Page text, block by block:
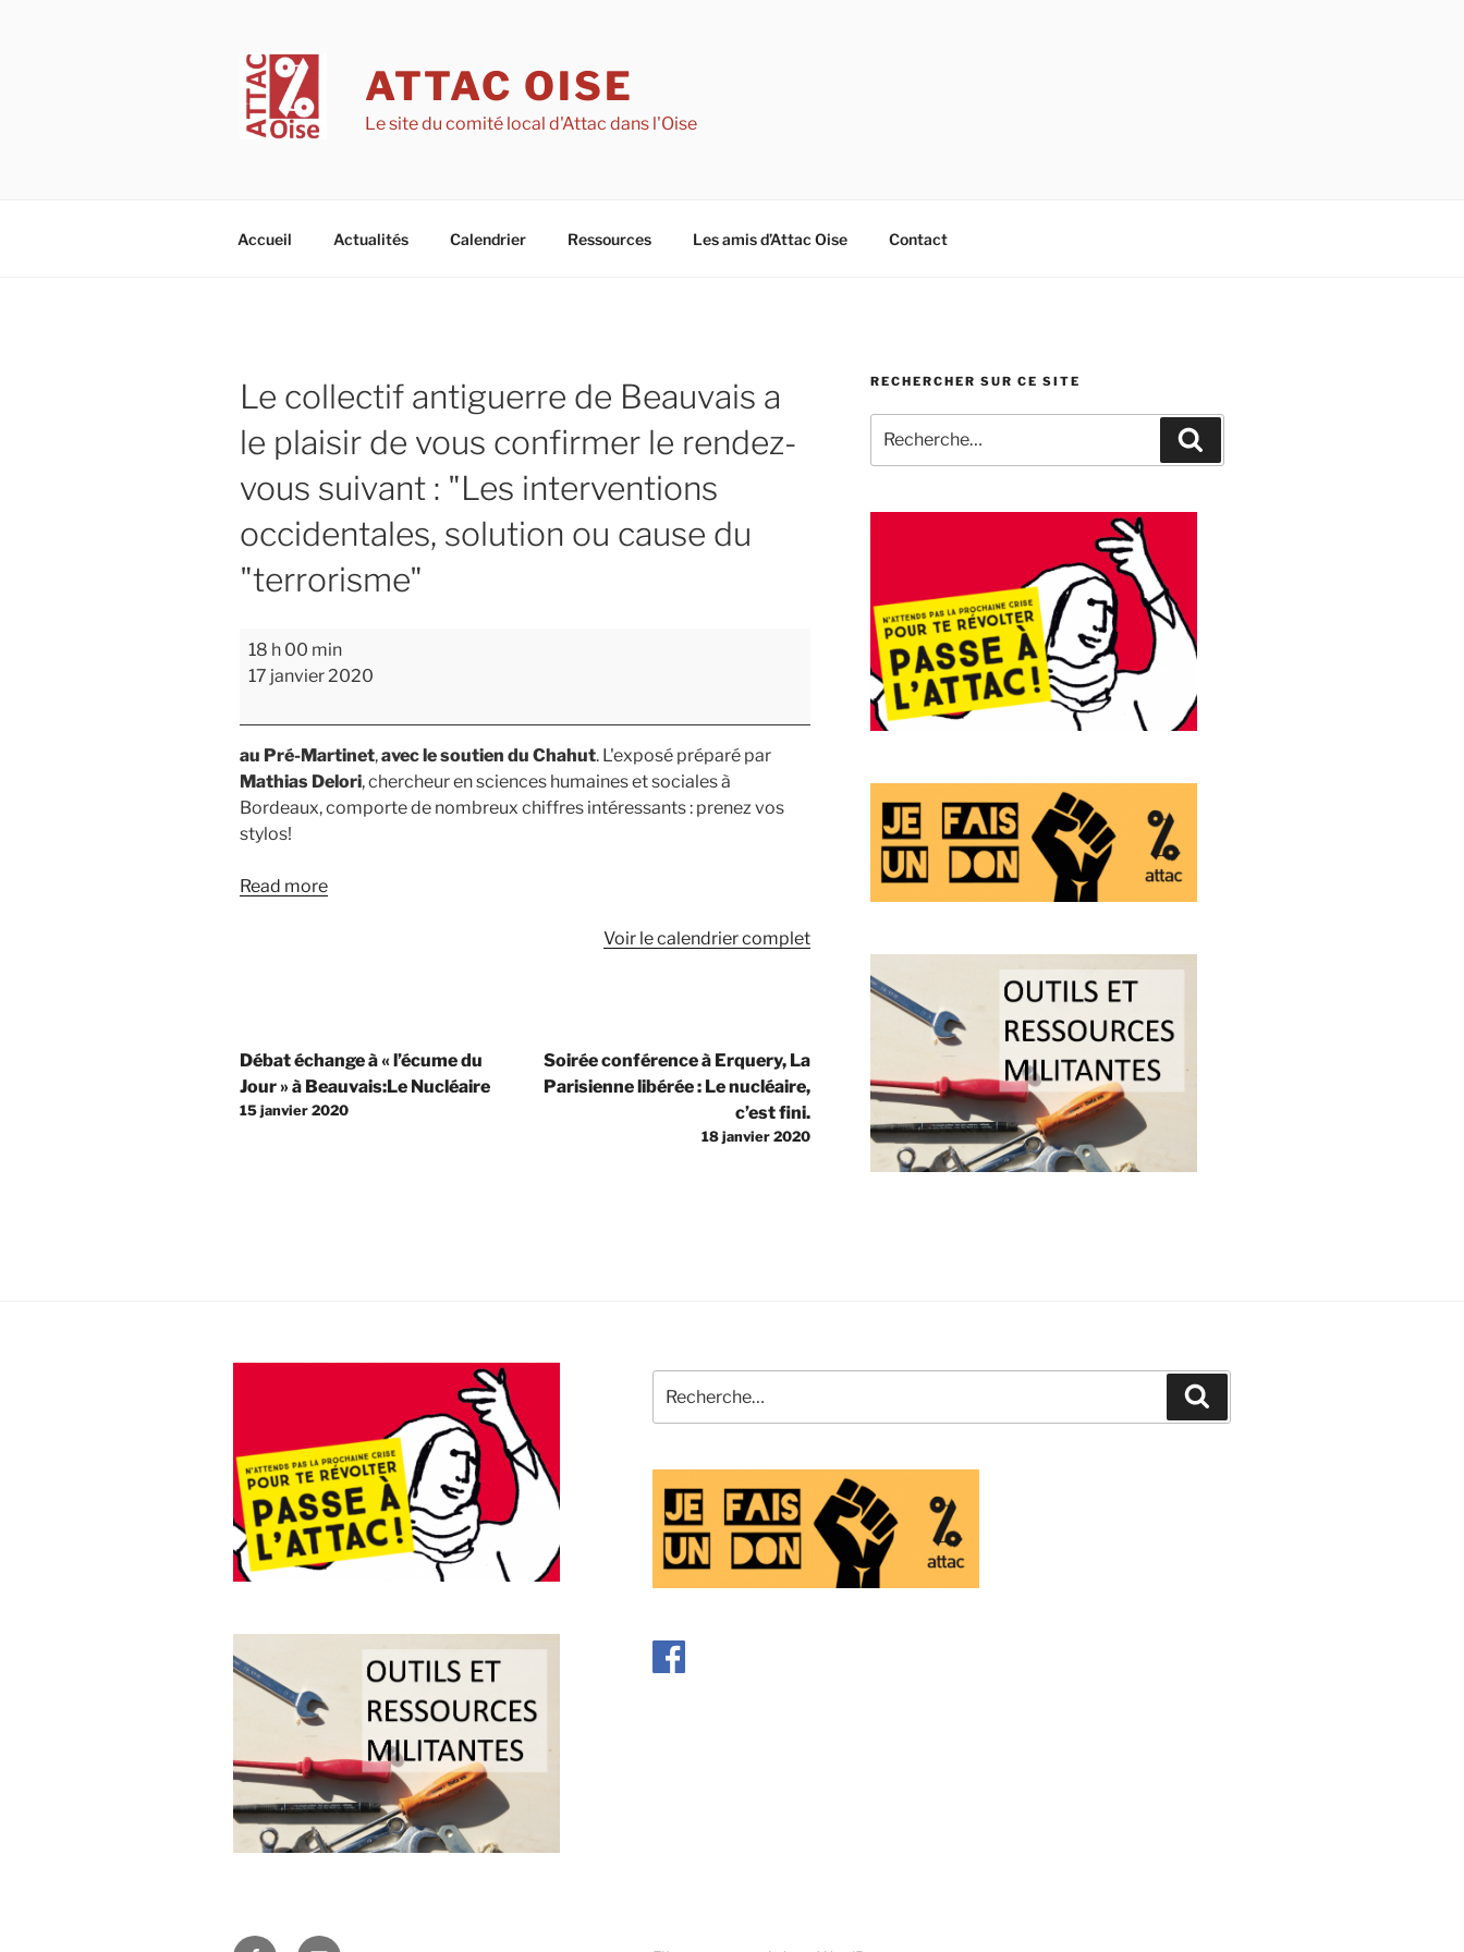
ATTAC OISE
Le site du comité local d'Attac dans l'Oise
Accueil Actualités Calendrier Ressources Les amis d’Attac Oise Contact
Le collectif antiguerre de Beauvais a
le plaisir de vous confirmer le rendez-
vous suivant : "Les interventions
occidentales, solution ou cause du
"terrorisme"
Le
collectif
antiguerre
Beauvais
a
le
plaisir
de
vous
confirmer
"Les
interventions
occidentales,
18 h 00 min
17 janvier 2020
au Pré-Martinet,avec le soutien du Chahut. L'exposé préparé par
Mathias Delori, chercheur en sciences humaines et sociales à
Bordeaux, comporte de nombreux chiffres intéressants : prenez vos
stylos!
Read more
Voir le calendrier complet
Navigation
de
l’article
Débat échange à « l’écume du
Jour » à Beauvais:Le Nucléaire
15 janvier 2020
Soirée conférence à Erquery, La
Parisienne libérée : Le nucléaire,
c’est fini.
18 janvier 2020
RECHERCHER SUR CE SITE
pour
:
pour
:
Facebook
E-